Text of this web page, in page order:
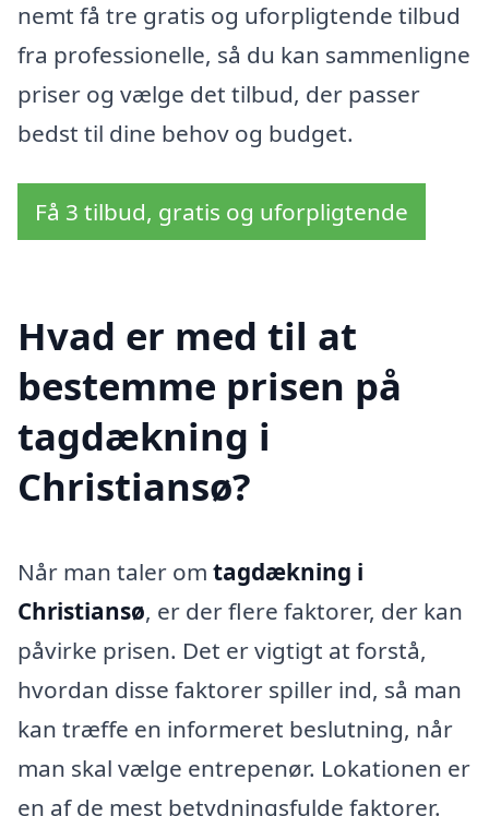
nemt få tre gratis og uforpligtende tilbud
fra professionelle, så du kan sammenligne
priser og vælge det tilbud, der passer
bedst til dine behov og budget.
Få 3 tilbud, gratis og uforpligtende
Hvad er med til at
bestemme prisen på
tagdækning i
Christiansø?
Når man taler om tagdækning i
Christiansø, er der flere faktorer, der kan
påvirke prisen. Det er vigtigt at forstå,
hvordan disse faktorer spiller ind, så man
kan træffe en informeret beslutning, når
man skal vælge entrepenør. Lokationen er
en af de mest betydningsfulde faktorer.